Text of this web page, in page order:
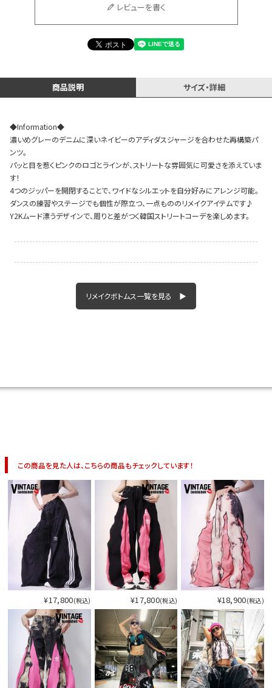
DANCE MOVIE
Instagram LIVE items
スタッフコーディネート
レビューを書く
商品説明 サイズ・詳細
◆Information◆
濃いめグレーのデニムに深いネイビーのアディダスジャージを合わせた再構築パ
ンツ。
パッと目を惹くピンクのロゴとラインが、ストリートな雰囲気に可愛さを添えていま
す！
4つのジッパーを開閉することで、ワイドなシルエットを自分好みにアレンジ可能。
ダンスの練習やステージでも個性が際立つ、一点もののリメイクアイテムです♪
Y2Kムード漂うデザインで、周りと差がつく韓国ストリートコーデを楽しめます。
リメイクボトムス一覧を見る ▶
この商品を見た人は、こちらの商品もチェックしています！
¥17,800(税込) ¥17,800(税込) ¥18,900(税込)